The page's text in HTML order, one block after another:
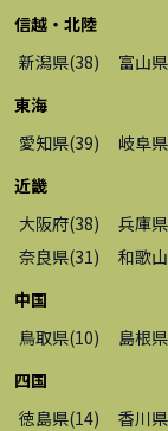
信越・北陸
新潟県(38) 富山県
東海
愛知県(39) 岐阜県
近畿
大阪府(38) 兵庫県
奈良県(31 ) 和歌
中国
鳥取県(10) 島根県
四国
徳島県(14) 香川県